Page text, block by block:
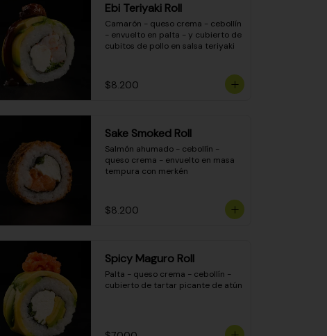
Ebi Teriyaki Roll
Camarón - queso crema - cebollín
- envuelto en palta - y cubierto de
cubitos de pollo en salsa teriyaki
$8.200
Sake Smoked Roll
Salmón ahumado - cebollín -
queso crema - envuelto en masa
tempura con merkén
$8.200
Spicy Maguro Roll
Palta - queso crema - cebollín -
cubierto de tartar picante de atún